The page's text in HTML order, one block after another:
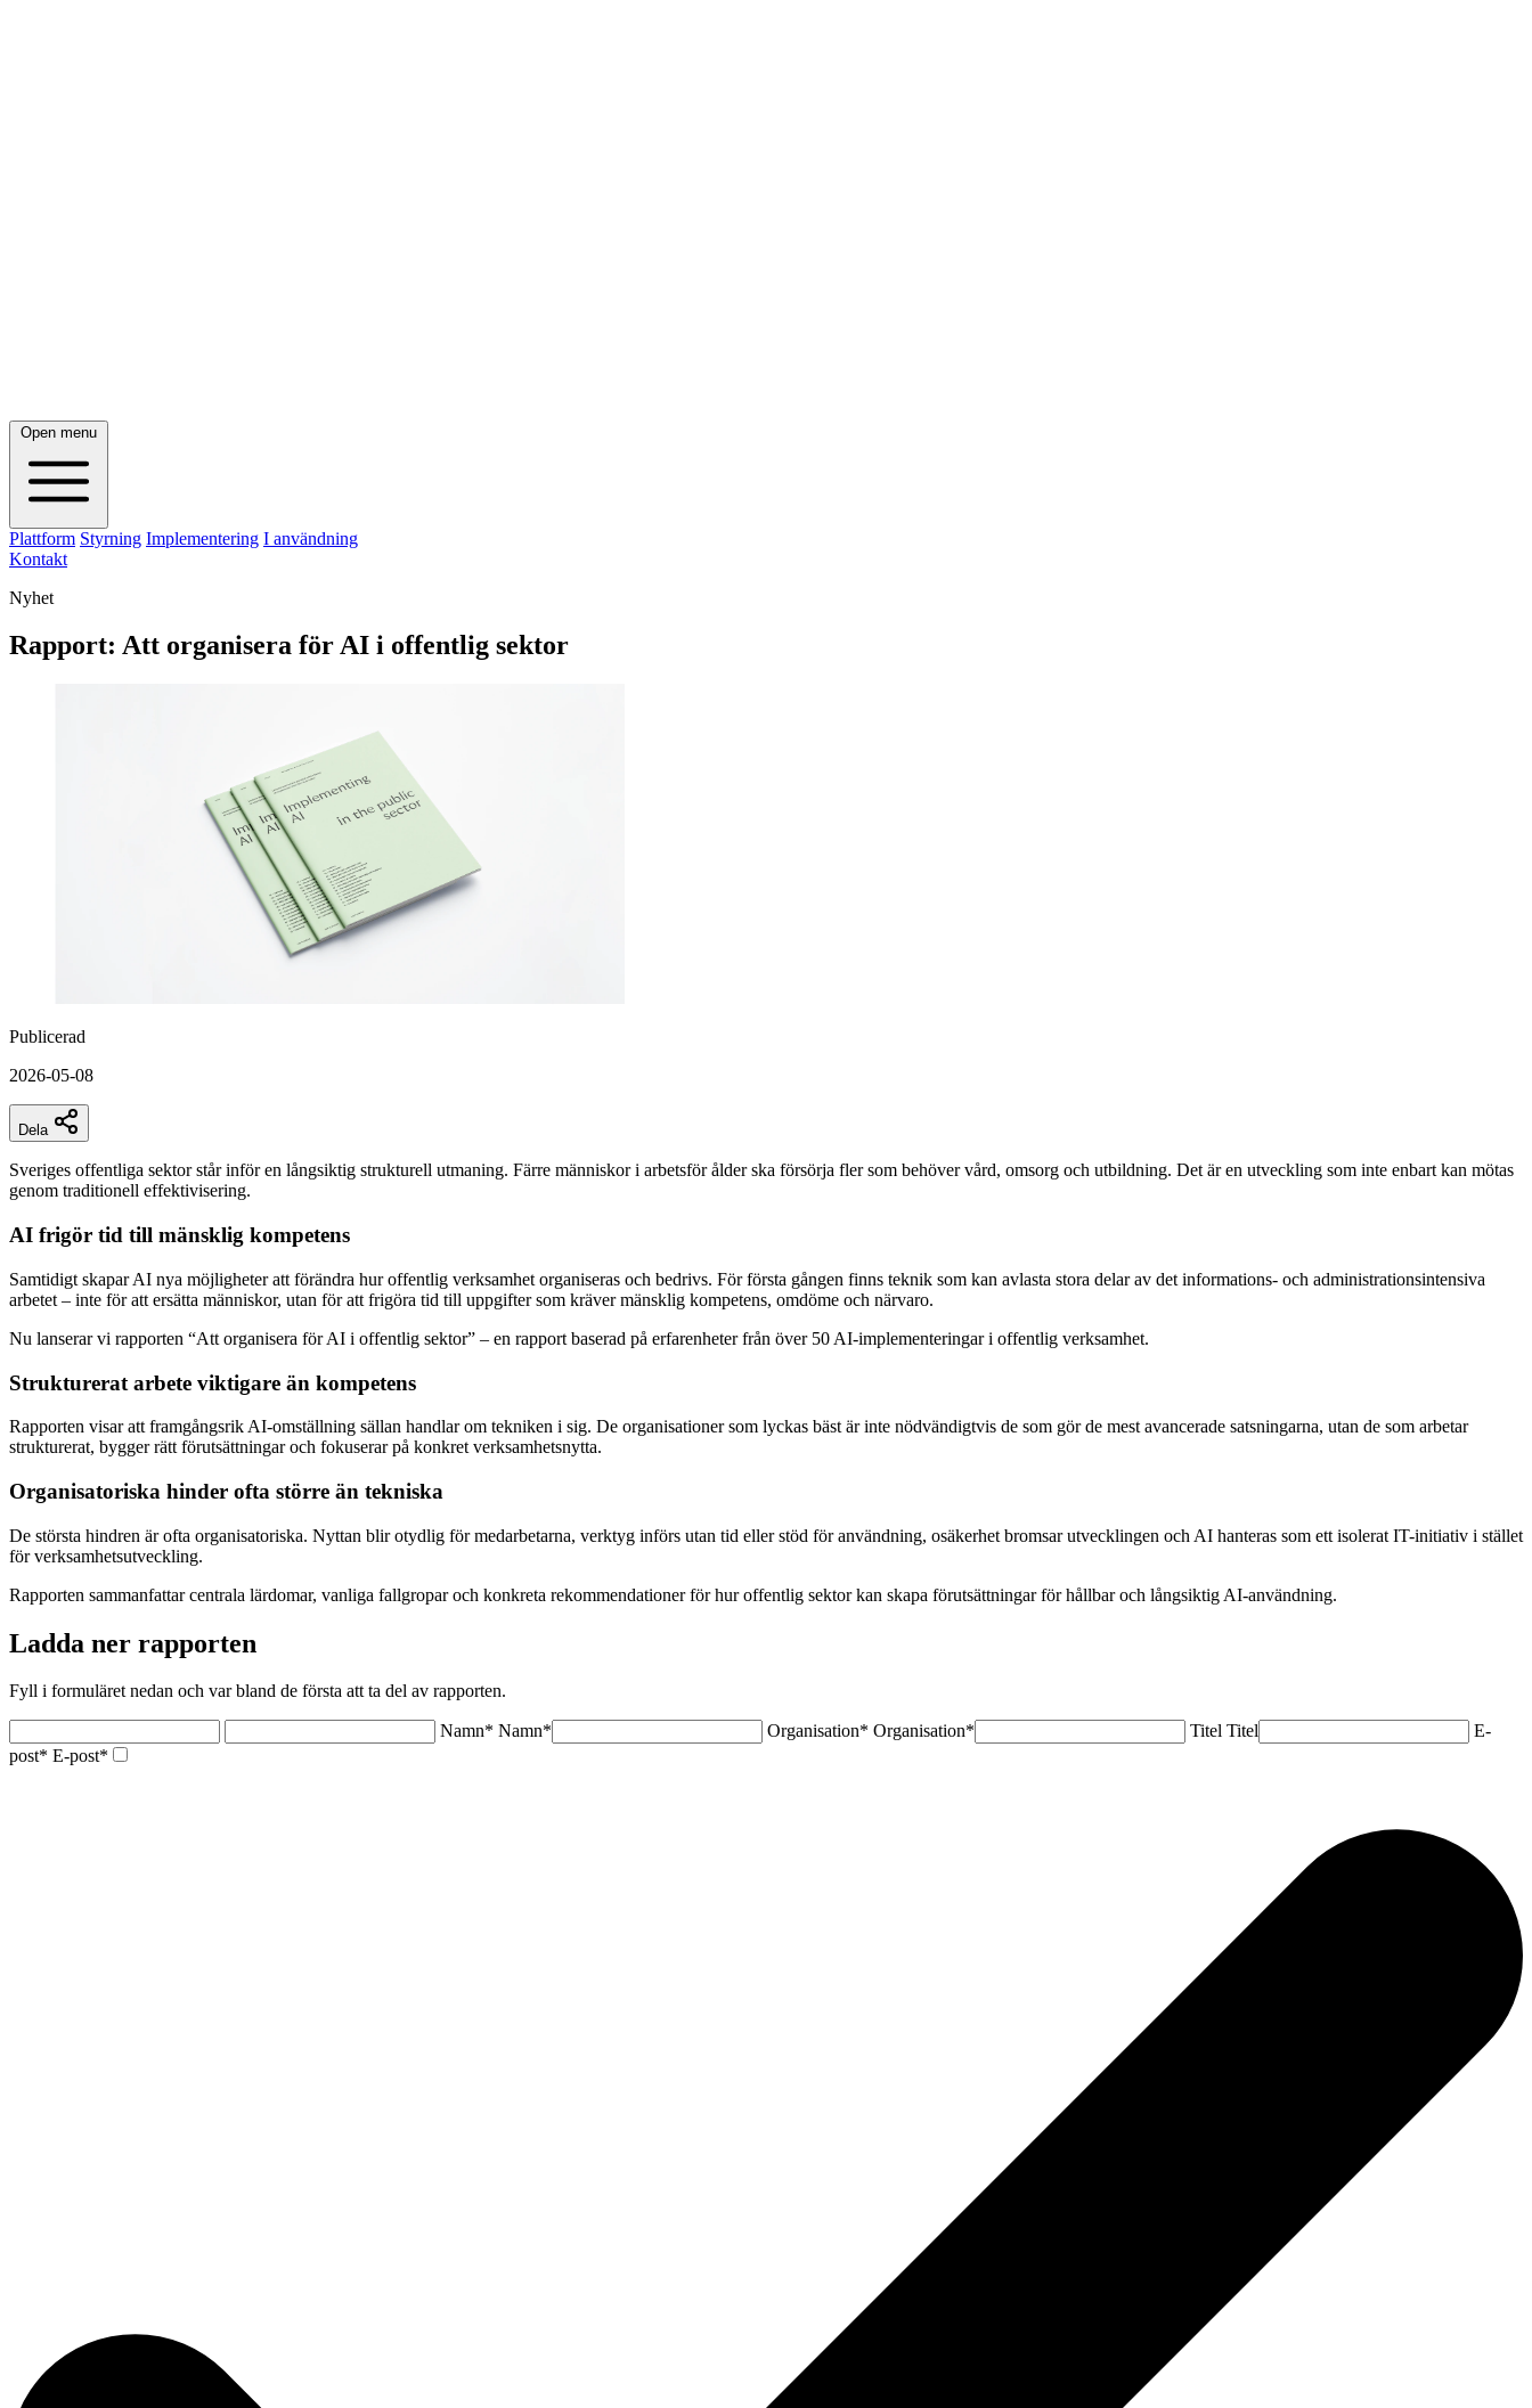
Open menu
Plattform Styrning Implementering I användning
Kontakt
Nyhet
Rapport: Att organisera för AI i offentlig sektor
Publicerad
2026-05-08
Dela
Sveriges offentliga sektor står inför en långsiktig strukturell utmaning. Färre människor i arbetsför ålder ska försörja fler som behöver vård, omsorg och utbildning. Det är en utveckling som inte enbart kan mötas
genom traditionell effektivisering.
AI frigör tid till mänsklig kompetens
Samtidigt skapar AI nya möjligheter att förändra hur offentlig verksamhet organiseras och bedrivs. För första gången finns teknik som kan avlasta stora delar av det informations- och administrationsintensiva
arbetet – inte för att ersätta människor, utan för att frigöra tid till uppgifter som kräver mänsklig kompetens, omdöme och närvaro.
Nu lanserar vi rapporten “Att organisera för AI i offentlig sektor” – en rapport baserad på erfarenheter från över 50 AI-implementeringar i offentlig verksamhet.
Strukturerat arbete viktigare än kompetens
Rapporten visar att framgångsrik AI-omställning sällan handlar om tekniken i sig. De organisationer som lyckas bäst är inte nödvändigtvis de som gör de mest avancerade satsningarna, utan de som arbetar
strukturerat, bygger rätt förutsättningar och fokuserar på konkret verksamhetsnytta.
Organisatoriska hinder ofta större än tekniska
De största hindren är ofta organisatoriska. Nyttan blir otydlig för medarbetarna, verktyg införs utan tid eller stöd för användning, osäkerhet bromsar utvecklingen och AI hanteras som ett isolerat IT-initiativ i stället
för verksamhetsutveckling.
Rapporten sammanfattar centrala lärdomar, vanliga fallgropar och konkreta rekommendationer för hur offentlig sektor kan skapa förutsättningar för hållbar och långsiktig AI-användning.
Ladda ner rapporten
Fyll i formuläret nedan och var bland de första att ta del av rapporten.
Namn* Namn* Organisation* Organisation* Titel Titel
E-
post* E-post*